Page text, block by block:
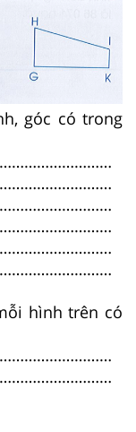
góc có trong
hình trên có